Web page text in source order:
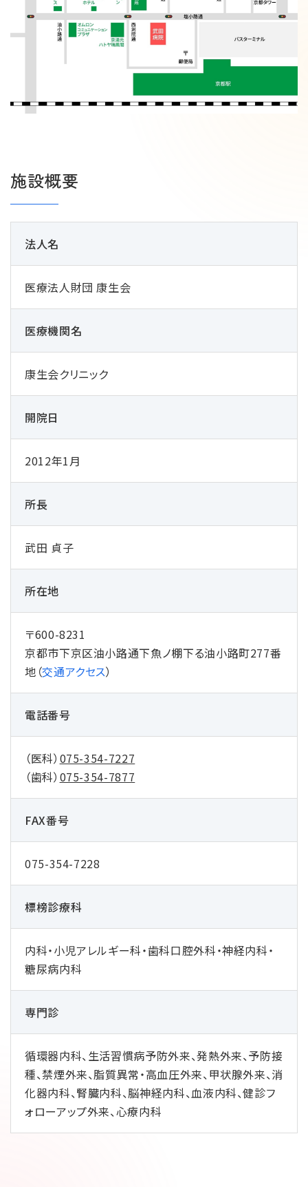
施設概要
法⼈名
医療法⼈財団 康生会
医療機関名
康生会クリニック
開院⽇
2012年1⽉
所⻑
武⽥ 貞⼦
所在地
〒600-8231
京都市下京区油⼩路通下⿂ノ棚下る油⼩路町277番
地（交通アクセス）
電話番号
（医科） 075-354-7227
（歯科） 075-354-7877
FAX番号
075-354-7228
標榜診療科
内科・⼩児アレルギー科・歯科口腔外科・神経内科・
糖尿病内科
専⾨診
循環器内科、生活習慣病予防外来、発熱外来、予防接
種、禁煙外来、脂質異常・⾼血圧外来、甲状腺外来、消
化器内科、腎臓内科、脳神経内科、血液内科、健診フ
ォローアップ外来、⼼療内科